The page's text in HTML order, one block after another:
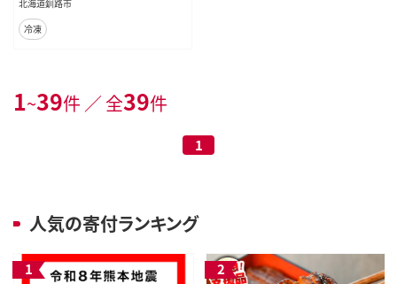
北海道釧路市
冷凍
1~39件 ／ 全39件
1
人気の寄付ランキング